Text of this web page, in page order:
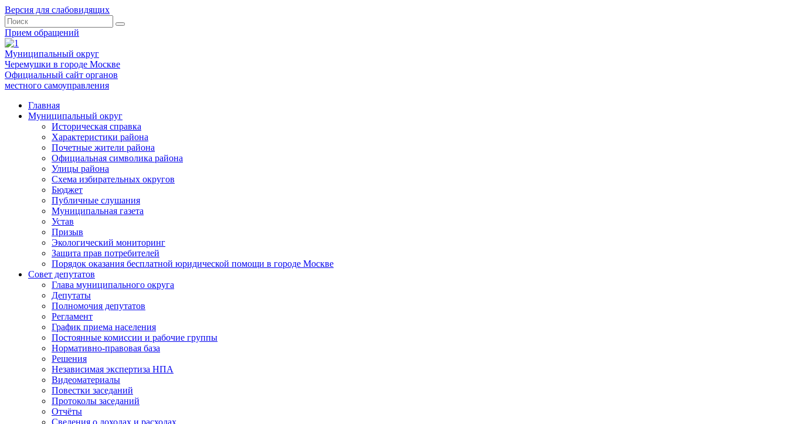
Версия для слабовидящих
Прием обращений
Муниципальный округ
Черемушки в городе Москве
Официальный сайт органов
местного самоуправления
Главная
Муниципальный округ
Историческая справка
Характеристики района
Почетные жители района
Официальная символика района
Улицы района
Схема избирательных округов
Бюджет
Публичные слушания
Муниципальная газета
Устав
Призыв
Экологический мониторинг
Защита прав потребителей
Порядок оказания бесплатной юридической помощи в городе Москве
Совет депутатов
Глава муниципального округа
Депутаты
Полномочия депутатов
Регламент
График приема населения
Постоянные комиссии и рабочие группы
Нормативно-правовая база
Решения
Независимая экспертиза НПА
Видеоматериалы
Повестки заседаний
Протоколы заседаний
Отчёты
Сведения о доходах и расходах